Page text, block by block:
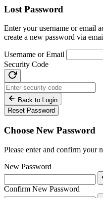
Lost Password
Enter your username or email
create a new password via
Username or Email
Security Code
Back to Login
Reset Password
Choose New Password
Please enter and confirm your
New Password
Confirm New Password